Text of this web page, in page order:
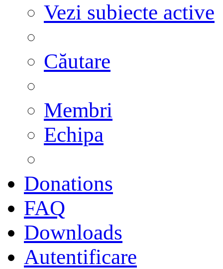
Vezi subiecte active
Căutare
Membri
Echipa
Donations
FAQ
Downloads
Autentificare